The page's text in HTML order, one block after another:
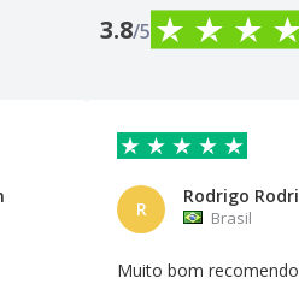
3.8/5
R Brasil
Muito bom recomendo